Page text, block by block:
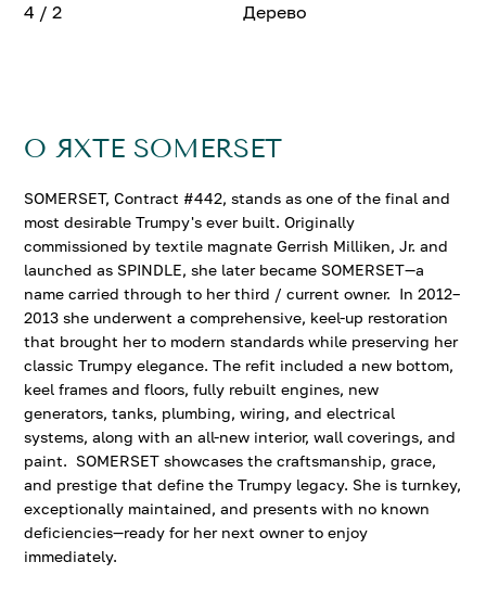
4 / 2 Дерево
О ЯХТЕ SOMERSET
SOMERSET, Contract #442, stands as one of the final and
most desirable Trumpy's ever built. Originally
commissioned by textile magnate Gerrish Milliken, Jr. and
launched as SPINDLE, she later became SOMERSET—a
name carried through to her third / current owner. In 2012–
2013 she underwent a comprehensive, keel-up restoration
that brought her to modern standards while preserving her
classic Trumpy elegance. The refit included a new bottom,
keel frames and floors, fully rebuilt engines, new
generators, tanks, plumbing, wiring, and electrical
systems, along with an all-new interior, wall coverings, and
paint. SOMERSET showcases the craftsmanship, grace,
and prestige that define the Trumpy legacy. She is turnkey,
exceptionally maintained, and presents with no known
deficiencies—ready for her next owner to enjoy
immediately.